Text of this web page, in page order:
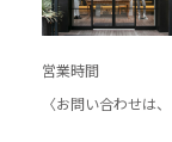
営業時間
〈お問い合わせは、